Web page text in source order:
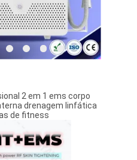
2 em 1 ems corpo
drenagem linfática
de fitness